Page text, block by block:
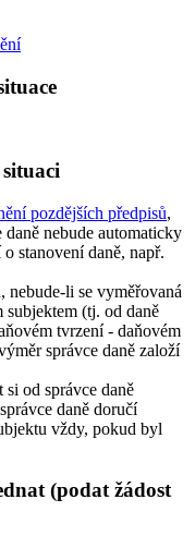
pozdějších předpisů,
nebude automaticky
stanovení daně, např.
nebude-li se vyměřovaná
subjektem (tj. od daně
tvrzení - daňovém
správce daně založí
od správce daně
daně doručí
vždy, pokud byl
(podat žádost